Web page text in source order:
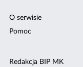
O serwisie
Pomoc
Redakcja BIP MK